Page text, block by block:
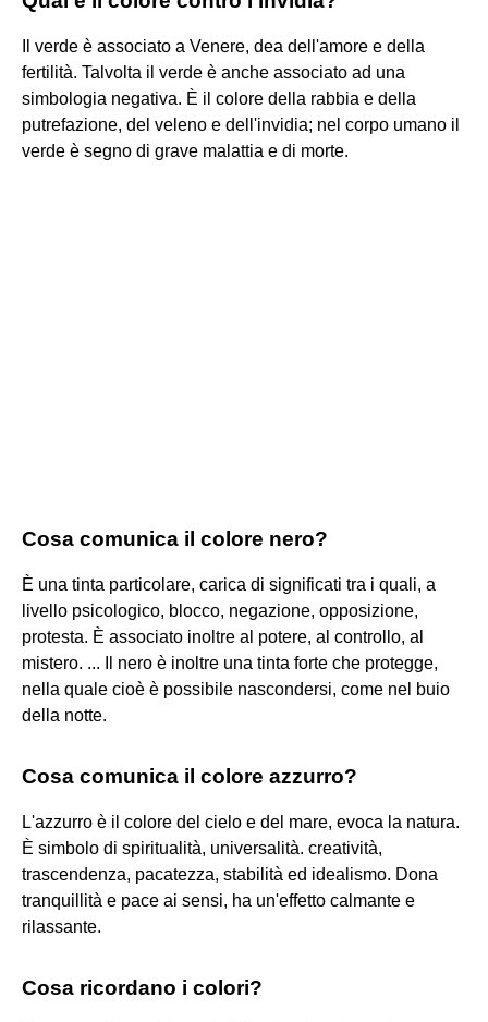
Il verde è associato a Venere, dea dell'amore e della
fertilità. Talvolta il verde è anche associato ad una
simbologia negativa. È il colore della rabbia e della
putrefazione, del veleno e dell'invidia; nel corpo umano il
verde è segno di grave malattia e di morte.
Cosa comunica il colore nero?
È una tinta particolare, carica di significati tra i quali, a
livello psicologico, blocco, negazione, opposizione,
protesta. È associato inoltre al potere, al controllo, al
mistero. ... Il nero è inoltre una tinta forte che protegge,
nella quale cioè è possibile nascondersi, come nel buio
della notte.
Cosa comunica il colore azzurro?
L'azzurro è il colore del cielo e del mare, evoca la natura.
È simbolo di spiritualità, universalità. creatività,
trascendenza, pacatezza, stabilità ed idealismo. Dona
tranquillità e pace ai sensi, ha un'effetto calmante e
rilassante.
Cosa ricordano i colori?